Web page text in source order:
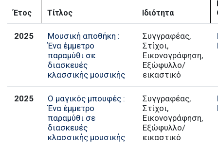
Έτος Τίτλος Ιδιότητα
2025
Mουσική αποθήκη :
Ένα έμμετρο
παραμύθι σε
διασκευές
κλασσικής μουσικής
Συγγραφέας,
Στίχοι,
Εικονογράφηση,
Εξώφυλλο/
εικαστικό
2025
Ο μαγικός μπουφές :
Ένα έμμετρο
παραμύθι σε
διασκευές
κλασσικής μουσικής
Συγγραφέας,
Στίχοι,
Εικονογράφηση,
Εξώφυλλο/
εικαστικό